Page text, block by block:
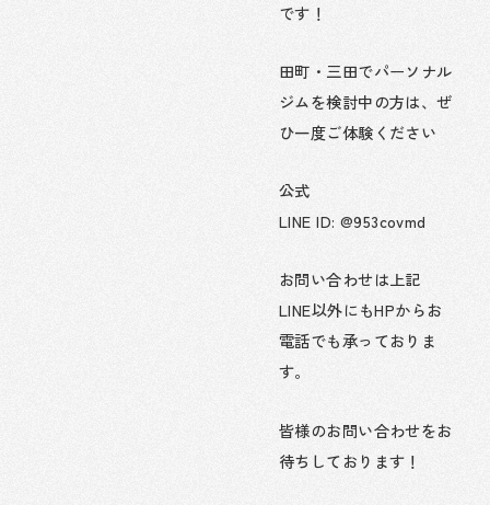
です！
田町・三田でパーソナル
ジムを検討中の方は、ぜ
ひ一度ご体験ください
公式
LINE ID: @953covmd
お問い合わせは上記
LINE以外にもHPからお
電話でも承っておりま
す。
皆様のお問い合わせをお
待ちしております！